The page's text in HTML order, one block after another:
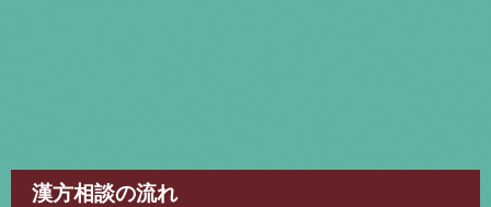
漢方相談の流れ